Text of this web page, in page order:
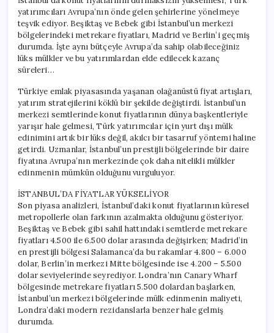
Lüks
Mülk
Sahibi
Olmak
Mümkün
için
yatırımcıları Avrupa’nın önde gelen şehirlerine yönelmeye
teşvik ediyor. Beşiktaş ve Bebek gibi İstanbul’un merkezi
bölgelerindeki metrekare fiyatları, Madrid ve Berlin’i geçmiş
durumda. İşte aynı bütçeyle Avrupa’da sahip olabileceğiniz
lüks mülkler ve bu yatırımlardan elde edilecek kazanç
süreleri…
Türkiye emlak piyasasında yaşanan olağanüstü fiyat artışları,
yatırım stratejilerini köklü bir şekilde değiştirdi. İstanbul’un
merkezi semtlerinde konut fiyatlarının dünya başkentleriyle
yarışır hale gelmesi, Türk yatırımcılar için yurt dışı mülk
edinimini artık bir lüks değil, akılcı bir tasarruf yöntemi haline
getirdi. Uzmanlar, İstanbul’un prestijli bölgelerinde bir daire
fiyatına Avrupa’nın merkezinde çok daha nitelikli mülkler
edinmenin mümkün olduğunu vurguluyor.
İSTANBUL’DA FİYATLAR YÜKSELİYOR
Son piyasa analizleri, İstanbul’daki konut fiyatlarının küresel
metropollerle olan farkının azalmakta olduğunu gösteriyor.
Beşiktaş ve Bebek gibi sahil hattındaki semtlerde metrekare
fiyatları 4.500 ile 6.500 dolar arasında değişirken; Madrid’in
en prestijli bölgesi Salamanca’da bu rakamlar 4.800 – 6.000
dolar, Berlin’in merkezi Mitte bölgesinde ise 4.200 – 5.500
dolar seviyelerinde seyrediyor. Londra’nın Canary Wharf
bölgesinde metrekare fiyatları 5.500 dolardan başlarken,
İstanbul’un merkezi bölgelerinde mülk edinmenin maliyeti,
Londra’daki modern rezidanslarla benzer hale gelmiş
durumda.